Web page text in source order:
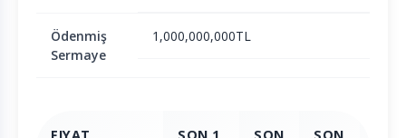
Ödenmiş
Sermaye
1,000,000,000TL